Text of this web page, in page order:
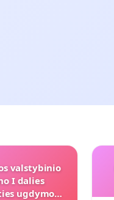
valstybinio
I dalies
ugdymo